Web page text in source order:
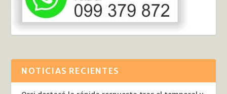
NOTICIAS RECIENTES